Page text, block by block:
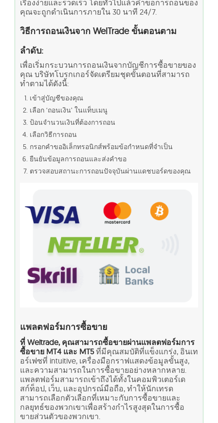
เรื่องง่ายและรวดเร็ว โดยทั่วไปแล้วคำขอการถอนของ
คุณจะถูกดำเนินการภายใน 30 นาที 24/7.
วิธีการถอนเงินจาก WelTrade ขั้นตอนตาม
ลำดับ:
เพื่อเริ่มกระบวนการถอนเงินจากบัญชีการซื้อขายของ
คุณ บริษัทโบรกเกอร์จัดเตรียมชุดขั้นตอนที่สามารถ
ทำตามได้ดังนี้:
เข้าสู่บัญชีของคุณ
เลือก ‘ถอนเงิน’ ในแท็บเมนู
ป้อนจำนวนเงินที่ต้องการถอน
เลือกวิธีการถอน
กรอกคำขออิเล็กทรอนิกส์พร้อมข้อกำหนดที่จำเป็น
ยืนยันข้อมูลการถอนและส่งคำขอ
ตรวจสอบสถานะการถอนปัจจุบันผ่านแดชบอร์ดของคุณ
แพลตฟอร์มการซื้อขาย
ที่ Weltrade, คุณสามารถซื้อขายผ่านแพลตฟอร์มการ
ซื้อขาย MT4 และ MT5ที่มีคุณสมบัติที่แข็งแกร่ง, อินเท
อร์เฟซที่ intuitive, เครื่องมือกราฟแสดงข้อมูลขั้นสูง,
และความสามารถในการซื้อขายอย่างหลากหลาย.
แพลตฟอร์มสามารถเข้าถึงได้ทั้งในคอมพิวเตอร์เด
สก์ท็อป, เว็บ, และอุปกรณ์มือถือ, ทำให้นักเทรด
สามารถเลือกตัวเลือกที่เหมาะกับการซื้อขายและ
กลยุทธ์ของพวกเขาเพื่อสร้างกำไรสูงสุดในการซื้อ
ขายส่วนตัวของพวกเขา.